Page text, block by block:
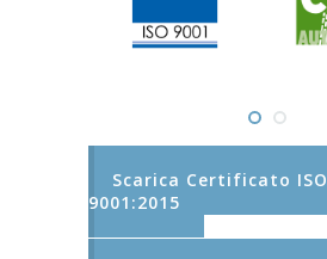
Scarica Certificato ISO
9001:2015